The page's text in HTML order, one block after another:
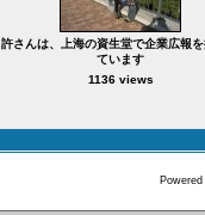
許さんは、上海の資生堂で企業広報
ています
1136 views